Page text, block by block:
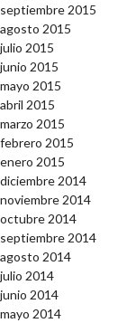
septiembre 2015
agosto 2015
julio 2015
junio 2015
mayo 2015
abril 2015
marzo 2015
febrero 2015
enero 2015
diciembre 2014
noviembre 2014
octubre 2014
septiembre 2014
agosto 2014
julio 2014
junio 2014
mayo 2014